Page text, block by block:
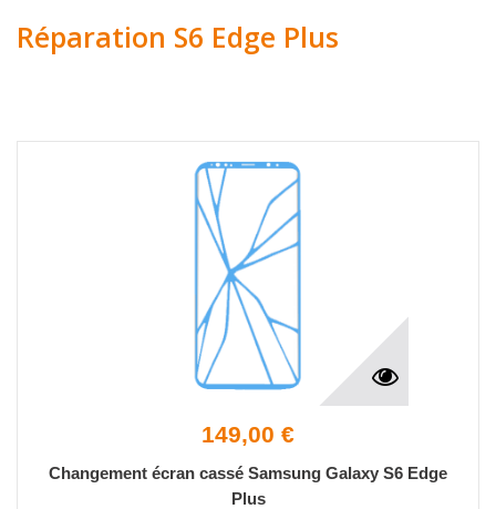
Réparation S6 Edge Plus
149,00 €
Changement écran cassé Samsung Galaxy S6 Edge
Plus